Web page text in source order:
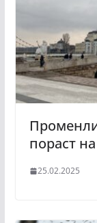
пораст
25.02.2025